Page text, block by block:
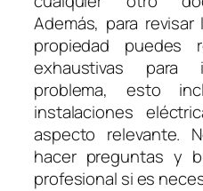
Además, para
propiedad puedes
exhaustivas para
problema, esto
instalaciones
aspecto relevante.
hacer preguntas y
profesional si es